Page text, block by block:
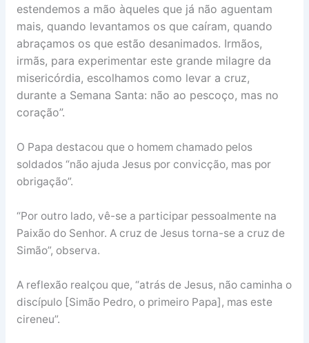
estendemos a mão àqueles que já não aguentam
mais, quando levantamos os que caíram, quando
abraçamos os que estão desanimados. Irmãos,
irmãs, para experimentar este grande milagre da
misericórdia, escolhamos como levar a cruz,
durante a Semana Santa: não ao pescoço, mas no
coração”.
O Papa destacou que o homem chamado pelos
soldados “não ajuda Jesus por convicção, mas por
obrigação”.
“Por outro lado, vê-se a participar pessoalmente na
Paixão do Senhor. A cruz de Jesus torna-se a cruz de
Simão”, observa.
A reflexão realçou que, “atrás de Jesus, não caminha o
discípulo [Simão Pedro, o primeiro Papa], mas este
cireneu”.